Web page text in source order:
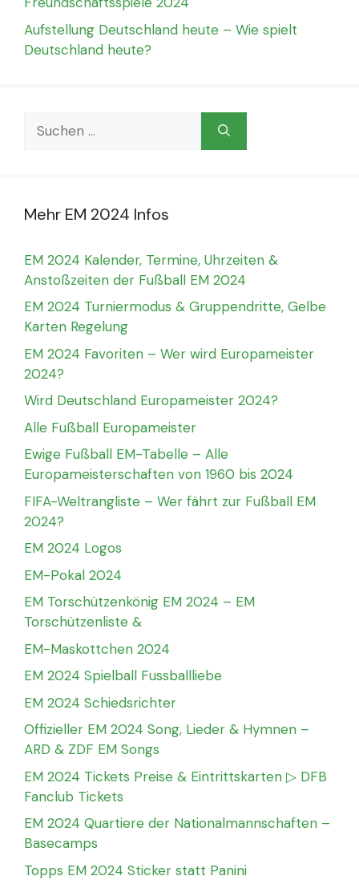
Aufstellung Deutschland heute – Wie spielt
Deutschland heute?
Suchen
nach:
Mehr EM 2024 Infos
EM 2024 Kalender, Termine, Uhrzeiten &
Anstoßzeiten der Fußball EM 2024
EM 2024 Turniermodus & Gruppendritte, Gelbe
Karten Regelung
EM 2024 Favoriten – Wer wird Europameister
2024?
Wird Deutschland Europameister 2024?
Alle Fußball Europameister
Ewige Fußball EM-Tabelle – Alle
Europameisterschaften von 1960 bis 2024
FIFA-Weltrangliste – Wer fährt zur Fußball EM
2024?
EM 2024 Logos
EM-Pokal 2024
EM Torschützenkönig EM 2024 – EM
Torschützenliste &
EM-Maskottchen 2024
EM 2024 Spielball Fussballliebe
EM 2024 Schiedsrichter
Offizieller EM 2024 Song, Lieder & Hymnen –
ARD & ZDF EM Songs
EM 2024 Tickets Preise & Eintrittskarten ▷ DFB
Fanclub Tickets
EM 2024 Quartiere der Nationalmannschaften –
Basecamps
Topps EM 2024 Sticker statt Panini